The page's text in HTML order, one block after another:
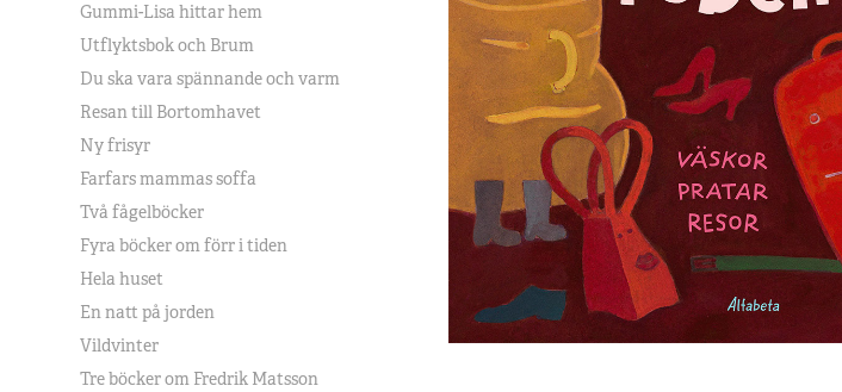
Gummi-Lisa hittar hem
Utflyktsbok och Brum
Du ska vara spännande och varm
Resan till Bortomhavet
Ny frisyr
Farfars mammas soffa
Två fågelböcker
Fyra böcker om förr i tiden
Hela huset
En natt på jorden
Vildvinter
Tre böcker om Fredrik Matsson